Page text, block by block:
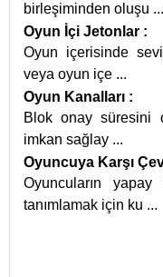
birleşiminden oluşu ...
Oyun İçi Jetonlar :
Oyun içerisinde
veya oyun içe ...
Oyun Kanalları :
Blok onay süresini
imkan sağlay ...
Oyuncuya Karşı
Oyuncuların yapay
tanımlamak için ku ...